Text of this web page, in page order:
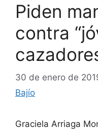
Piden
contra
30 de enero de
Bajío
Graciela Arriaga